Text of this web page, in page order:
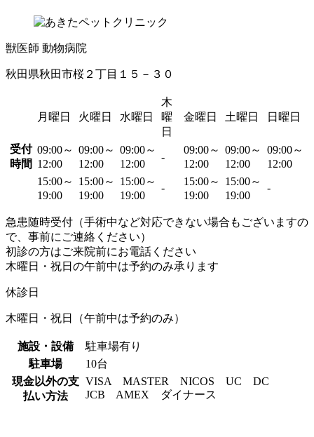
獣医師 動物病院
秋田県秋田市桜２丁目１５－３０
月曜日 火曜日 水曜日
木
曜
日
金曜日 土曜日 日曜日
受付
時間
09:00～
12:00
09:00～
12:00
09:00～
12:00
-
09:00～
12:00
09:00～
12:00
09:00～
12:00
15:00～
19:00
15:00～
19:00
15:00～
19:00
-
15:00～
19:00
15:00～
19:00
-
急患随時受付（手術中など対応できない場合もございますの
で、事前にご連絡ください）
初診の方はご来院前にお電話ください
木曜日・祝日の午前中は予約のみ承ります
休診日
木曜日・祝日（午前中は予約のみ）
施設・設備
駐車場有り
駐車場
10台
現金以外の支
払い方法
VISA MASTER NICOS UC DC
JCB AMEX ダイナース